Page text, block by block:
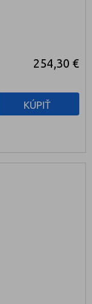
254,30 €
KÚPIŤ